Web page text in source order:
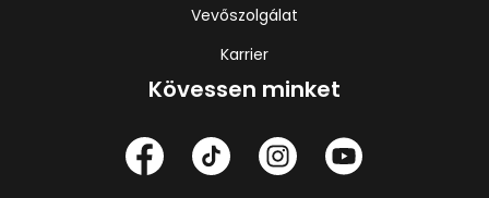
Vevőszolgálat
Karrier
Kövessen minket